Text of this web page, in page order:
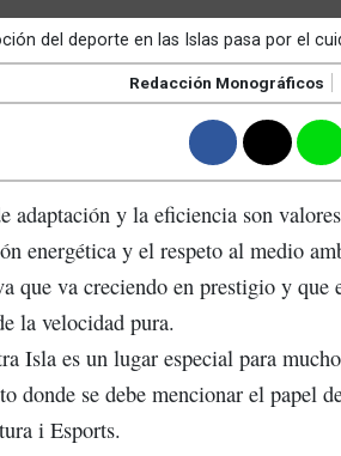
del deporte en las Islas pasa por el
Redacción Monográficos
adaptación y la eficiencia son
energética y el respeto al medio
que va creciendo en prestigio y
la velocidad pura.
Isla es un lugar especial para
donde se debe mencionar el papel
i Esports.